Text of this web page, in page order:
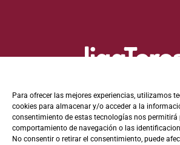
Para ofrecer las mejores experiencias, utilizamos
cookies para almacenar y/o acceder a la
consentimiento de estas tecnologías nos permitirá
comportamiento de navegación o las
No consentir o retirar el consentimiento, puede